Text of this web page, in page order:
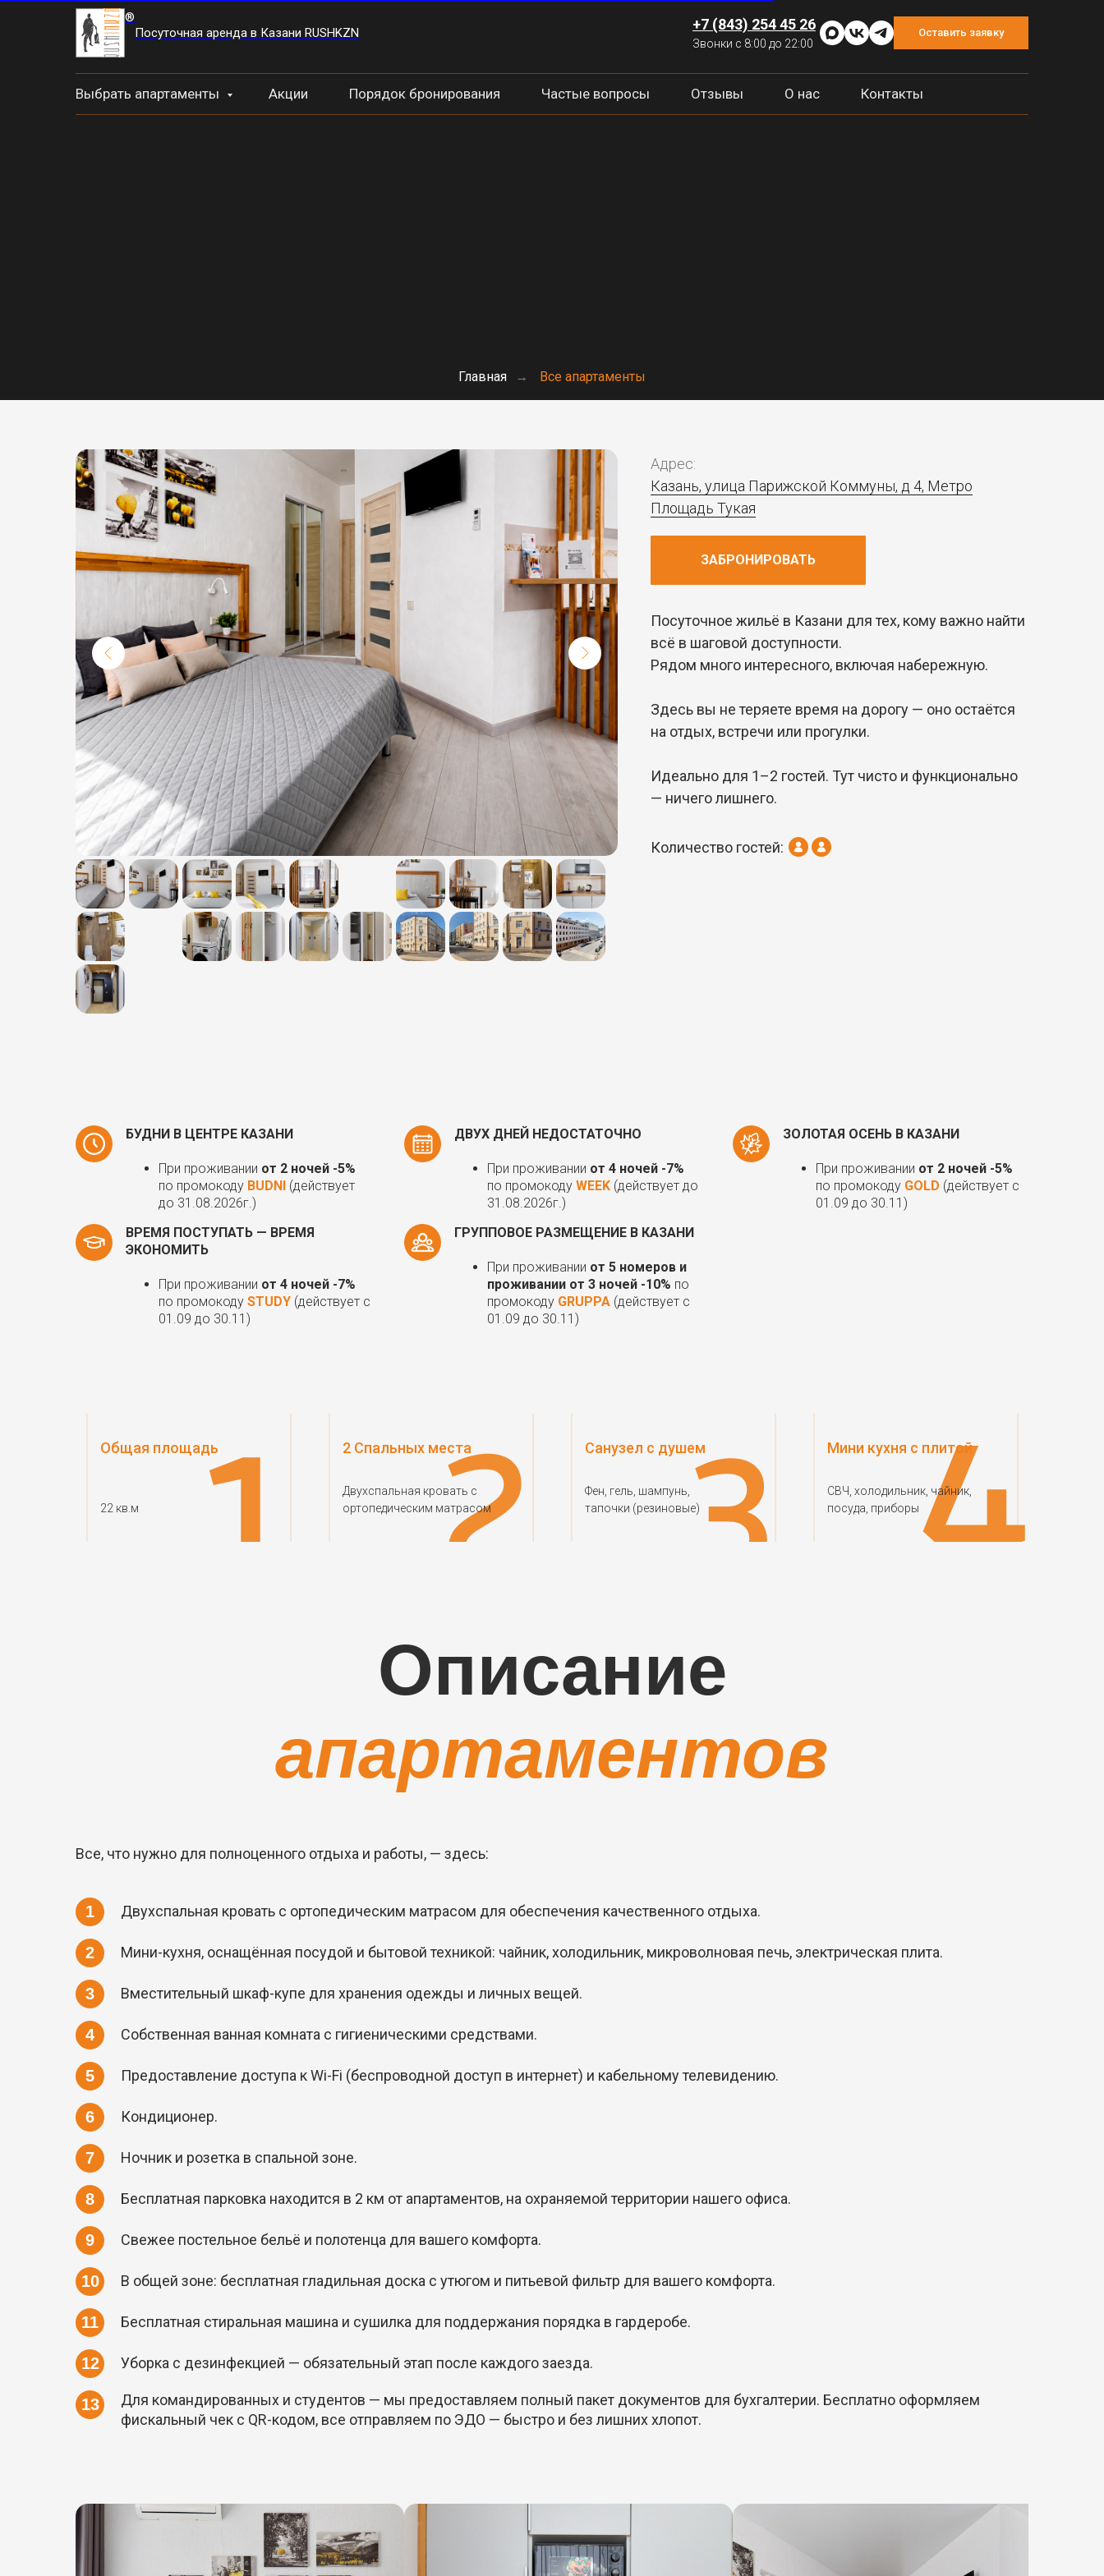
Выбрать апартаменты Акции Порядок бронирования Частые вопросы Отзывы О нас Контакты
®
Посуточная аренда в Казани RUSHKZN
+7 (843) 254 45 26
Звонки с 8:00 до 22:00
Оставить заявку
Главная → Все апартаменты
Адрес:
Казань, улица Парижской Коммуны, д 4, Метро
Площадь Тукая
ЗАБРОНИРОВАТЬ
Посуточное жильё в Казани для тех, кому важно найти
всё в шаговой доступности.
Рядом много интересного, включая набережную.
Здесь вы не теряете время на дорогу — оно остаётся
на отдых, встречи или прогулки.
Идеально для 1–2 гостей. Тут чисто и функционально
— ничего лишнего.
Количество гостей:
БУДНИ В ЦЕНТРЕ КАЗАНИ
При проживании от 2 ночей -5%
по промокоду BUDNI (действует
до 31.08.2026г.)
ДВУХ ДНЕЙ НЕДОСТАТОЧНО
При проживании от 4 ночей -7%
по промокоду WEEK (действует до
31.08.2026г.)
ЗОЛОТАЯ ОСЕНЬ В КАЗАНИ
При проживании от 2 ночей -5%
по промокоду GOLD (действует c
01.09 до 30.11)
ВРЕМЯ ПОСТУПАТЬ — ВРЕМЯ
ЭКОНОМИТЬ
При проживании от 4 ночей -7%
по промокоду STUDY (действует c
01.09 до 30.11)
ГРУППОВОЕ РАЗМЕЩЕНИЕ В КАЗАНИ
При проживании от 5 номеров и
проживании от 3 ночей -10% по
промокоду GRUPPA (действует c
01.09 до 30.11)
Общая площадь
22 кв.м
2 Спальных места
Двухспальная кровать с
ортопедическим матрасом
Санузел с душем
Фен, гель, шампунь,
тапочки (резиновые)
Мини кухня с плитой
СВЧ, холодильник, чайник,
посуда, приборы
Описание
апартаментов
Все, что нужно для полноценного отдыха и работы, — здесь:
Двухспальная кровать с ортопедическим матрасом для обеспечения качественного отдыха.
Мини-кухня, оснащённая посудой и бытовой техникой: чайник, холодильник, микроволновая печь, электрическая плита.
Вместительный шкаф-купе для хранения одежды и личных вещей.
Собственная ванная комната с гигиеническими средствами.
Предоставление доступа к Wi-Fi (беспроводной доступ в интернет) и кабельному телевидению.
Кондиционер.
Ночник и розетка в спальной зоне.
Бесплатная парковка находится в 2 км от апартаментов, на охраняемой территории нашего офиса.
Свежее постельное бельё и полотенца для вашего комфорта.
В общей зоне: бесплатная гладильная доска с утюгом и питьевой фильтр для вашего комфорта.
Бесплатная стиральная машина и сушилка для поддержания порядка в гардеробе.
Уборка с дезинфекцией — обязательный этап после каждого заезда.
Для командированных и студентов — мы предоставляем полный пакет документов для бухгалтерии. Бесплатно оформляем
фискальный чек с QR-кодом, все отправляем по ЭДО — быстро и без лишних хлопот.